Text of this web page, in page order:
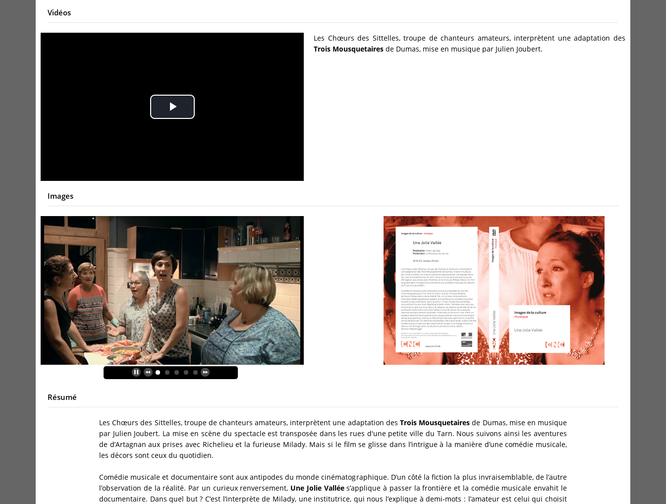
Vidéos
Play
Les Chœurs des Sittelles, troupe de chanteurs amateurs, interprètent une adaptation des
Trois Mousquetaires de Dumas, mise en musique par Julien Joubert.
Images
Résumé
Les Chœurs des Sittelles, troupe de chanteurs amateurs, interprètent une adaptation des Trois Mousquetaires de Dumas, mise en musique
par Julien Joubert. La mise en scène du spectacle est transposée dans les rues d'une petite ville du Tarn. Nous suivons ainsi les aventures
de d’Artagnan aux prises avec Richelieu et la furieuse Milady. Mais si le film se glisse dans l’intrigue à la manière d’une comédie musicale,
les décors sont ceux du quotidien.
Comédie musicale et documentaire sont aux antipodes du monde cinématographique. D’un côté la fiction la plus invraisemblable, de l’autre
l’observation de la réalité. Par un curieux renversement, Une Jolie Vallées’applique à passer la frontière et la comédie musicale envahit le
documentaire. Dans quel but ? C’est l’interprète de Milady, une institutrice, qui nous l’explique à demi-mots : l’amateur est celui qui choisit